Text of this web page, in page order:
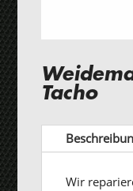
Tacho
Wir